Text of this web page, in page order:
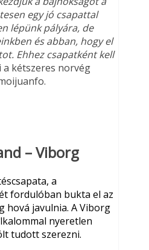
egy jó csapattal
lépünk pályára, de
és abban, hogy el
Ehhez csapatként kell
kétszeres norvég
– Viborg
a
fordulóban bukta el az
hová javulnia. A Viborg
nyeretlen
tudott szerezni.